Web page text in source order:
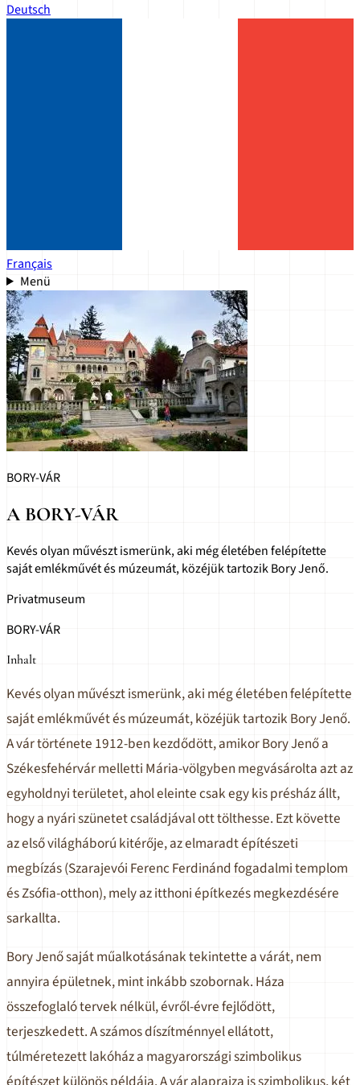
Deutsch
Français
Menü
BORY-VÁR
A BORY-VÁR
Kevés olyan művészt ismerünk, aki még életében felépítette
saját emlékművét és múzeumát, közéjük tartozik Bory Jenő.
Privatmuseum
BORY-VÁR
Inhalt
Kevés olyan művészt ismerünk, aki még életében felépítette
saját emlékművét és múzeumát, közéjük tartozik Bory Jenő.
A vár története 1912-ben kezdődött, amikor Bory Jenő a
Székesfehérvár melletti Mária-völgyben megvásárolta azt az
egyholdnyi területet, ahol eleinte csak egy kis présház állt,
hogy a nyári szünetet családjával ott tölthesse. Ezt követte
az első világháború kitérője, az elmaradt építészeti
megbízás (Szarajevói Ferenc Ferdinánd fogadalmi templom
és Zsófia-otthon), mely az itthoni építkezés megkezdésére
sarkallta.
Bory Jenő saját műalkotásának tekintette a várát, nem
annyira épületnek, mint inkább szobornak. Háza
összefoglaló tervek nélkül, évről-évre fejlődött,
terjeszkedett. A számos díszítménnyel ellátott,
túlméretezett lakóház a magyarországi szimbolikus